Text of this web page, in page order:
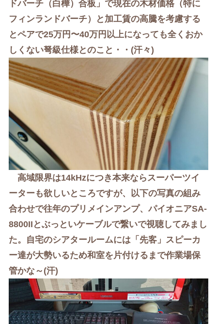
ドバーチ（白樺）合板」で現在の木材価格（特に
フィンランドバーチ）と加工賃の高騰を考慮する
とペアで25万円〜40万円以上になっても全くおか
しくない弩級仕様とのこと・・(汗々)
高域限界は14kHzにつき本来ならスーパーツイ
ーターも欲しいところですが、以下の写真の組み
合わせで往年のプリメインアンプ、パイオニアSA-
8800IIとぶっといケーブルで繋いで視聴してみまし
た。自宅のシアタールームには「先客」スピーカ
ー達が大勢いるため和室を片付けるまで作業場保
管かな～(汗)